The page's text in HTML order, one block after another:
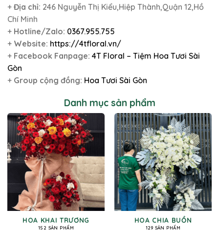
+ Địa chỉ: 246 Nguyễn Thị Kiểu,Hiệp Thành,Quận 12,Hồ
Chí Minh
+ Hotline/Zalo: 0367.955.755
+ Website: https://4tfloral.vn/
+ Facebook Fanpage: 4T Floral – Tiệm Hoa Tươi Sài
Gòn
+ Group cộng đồng: Hoa Tươi Sài Gòn
Danh mục sản phẩm
HOA KHAI TRƯƠNG
152 SẢN PHẨM
HOA CHIA BUỒN
129 SẢN PHẨM